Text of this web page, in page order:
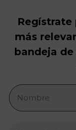
Regístrate
más
bandeja